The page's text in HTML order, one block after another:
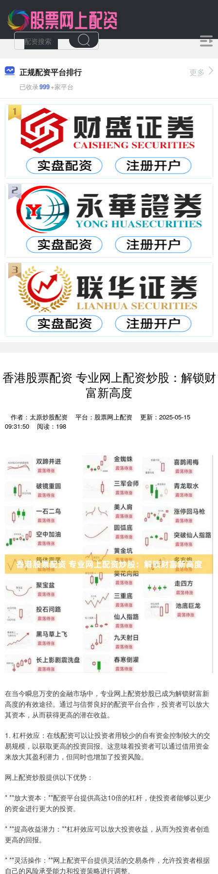
正规配资平台排行
已收录999+家平台
更多
香港股票配资 专业网上配资炒股：解锁财
富新高度
作者：太原炒股配资 平台：股票网上配资
更新：2025-05-15
09:31:50
阅读：198
在当今瞬息万变的金融市场中，专业网上配资炒股已成为解锁财富新
高度的有效途径。通过与信誉良好的配资平台合作，投资者可以放大
其资本，从而获得更高的潜在收益。
1. 杠杆效应：在线配资可以让投资者用较少的自有资金控制较大的交
易规模，以获取更高的投资回报。这意味着投资者可以通过借用资金
来放大其盈利潜力，但同时也增加了投资风险。
网上配资炒股提供以下优势：
* **放大资本：**配资平台提供高达10倍的杠杆，使投资者能够以更少
的资金进行更大的投资。
* **提高收益潜力：**杠杆效应可以放大投资收益，从而为投资者创造
更高的回报。
* **灵活操作：**网上配资平台提供灵活的交易条件，允许投资者根据
自己的风险承受能力和投资策略进行调整。